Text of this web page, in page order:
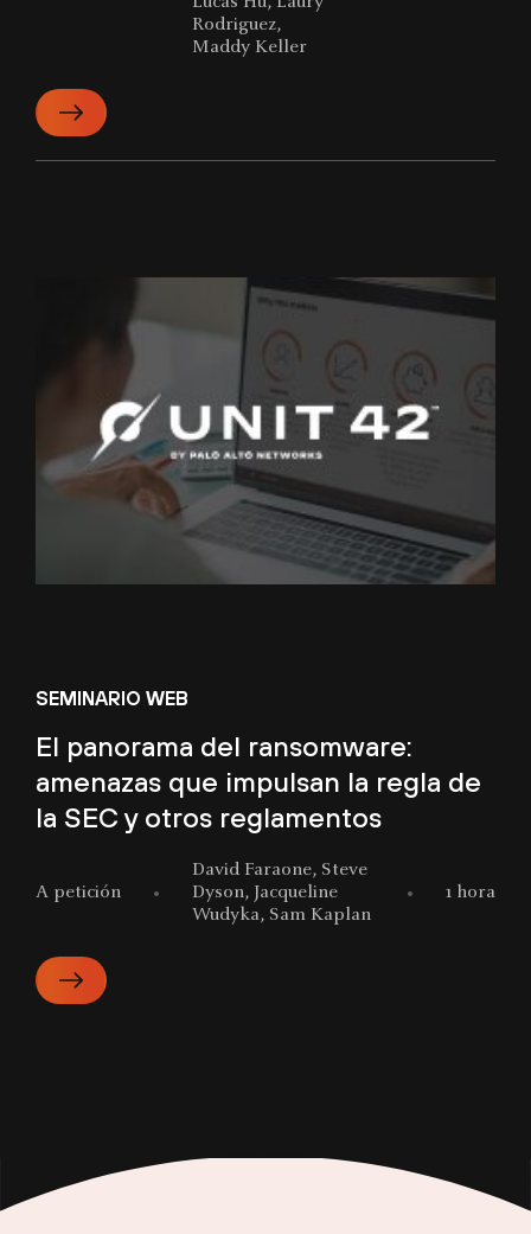
Rodriguez,
Maddy Keller
SEMINARIO WEB
El panorama del ransomware:
amenazas que impulsan la regla de
la SEC y otros reglamentos
A petición
David Faraone, Steve
Dyson, Jacqueline
Wudyka, Sam Kaplan
1 hora